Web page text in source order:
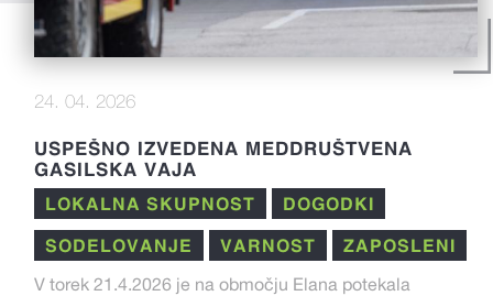
24. 04. 2026
USPEŠNO IZVEDENA MEDDRUŠTVENA
GASILSKA VAJA
LOKALNA SKUPNOST DOGODKI
SODELOVANJE VARNOST ZAPOSLENI
V torek 21.4.2026 je na območju Elana potekala